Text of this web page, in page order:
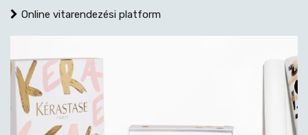
Online vitarendezési platform